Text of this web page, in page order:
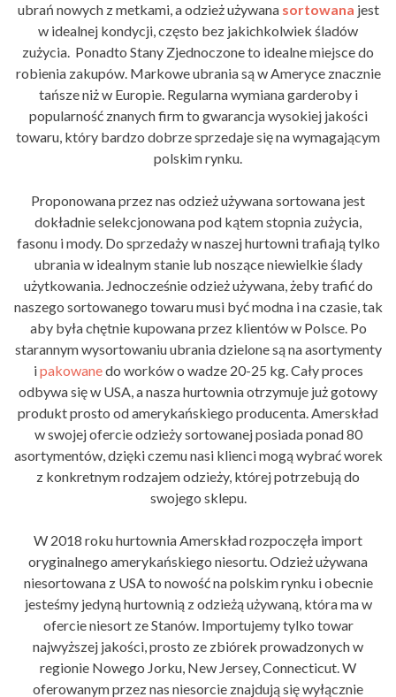
ubrań nowych z metkami, a odzież używana sortowana jest
w idealnej kondycji, często bez jakichkolwiek śladów
zużycia. Ponadto Stany Zjednoczone to idealne miejsce do
robienia zakupów. Markowe ubrania są w Ameryce znacznie
tańsze niż w Europie. Regularna wymiana garderoby i
popularność znanych firm to gwarancja wysokiej jakości
towaru, który bardzo dobrze sprzedaje się na wymagającym
polskim rynku.
Proponowana przez nas odzież używana sortowana jest
dokładnie selekcjonowana pod kątem stopnia zużycia,
fasonu i mody. Do sprzedaży w naszej hurtowni trafiają tylko
ubrania w idealnym stanie lub noszące niewielkie ślady
użytkowania. Jednocześnie odzież używana, żeby trafić do
naszego sortowanego towaru musi być modna i na czasie, tak
aby była chętnie kupowana przez klientów w Polsce. Po
starannym wysortowaniu ubrania dzielone są na asortymenty
ipakowanedo worków o wadze 20-25 kg. Cały proces
odbywa się w USA, a nasza hurtownia otrzymuje już gotowy
produkt prosto od amerykańskiego producenta. Amerskład
w swojej ofercie odzieży sortowanej posiada ponad 80
asortymentów, dzięki czemu nasi klienci mogą wybrać worek
z konkretnym rodzajem odzieży, której potrzebują do
swojego sklepu.
W 2018 roku hurtownia Amerskład rozpoczęła import
oryginalnego amerykańskiego niesortu. Odzież używana
niesortowana z USA to nowość na polskim rynku i obecnie
jesteśmy jedyną hurtownią z odzieżą używaną, która ma w
ofercie niesort ze Stanów. Importujemy tylko towar
najwyższej jakości, prosto ze zbiórek prowadzonych w
regionie Nowego Jorku, New Jersey, Connecticut. W
oferowanym przez nas niesorcie znajdują się wyłącznie